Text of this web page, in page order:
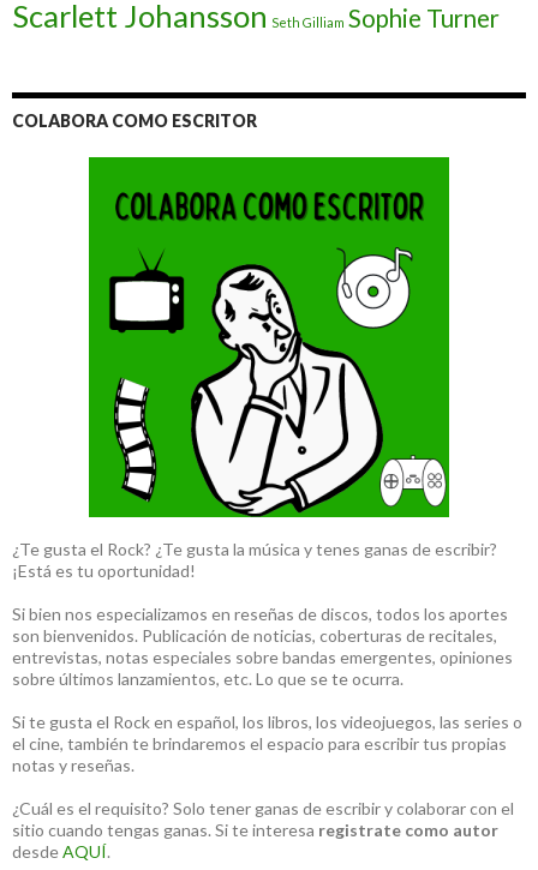
Scarlett Johansson Seth Gilliam Sophie Turner
COLABORA COMO ESCRITOR
¿Te gusta el Rock? ¿Te gusta la música y tenes ganas de escribir?
¡Está es tu oportunidad!
Si bien nos especializamos en reseñas de discos, todos los aportes
son bienvenidos. Publicación de noticias, coberturas de recitales,
entrevistas, notas especiales sobre bandas emergentes, opiniones
sobre últimos lanzamientos, etc. Lo que se te ocurra.
Si te gusta el Rock en español, los libros, los videojuegos, las series o
el cine, también te brindaremos el espacio para escribir tus propias
notas y reseñas.
¿Cuál es el requisito? Solo tener ganas de escribir y colaborar con el
sitio cuando tengas ganas. Si te interesa registrate como autor
desdeAQUÍ.